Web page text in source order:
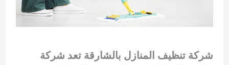
شركة تنظيف المنازل بالشارقة تعد شركة